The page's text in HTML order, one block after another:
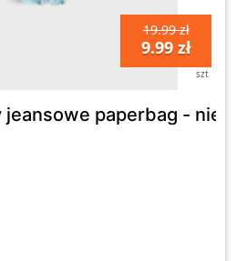
19.99 zł
9.99 zł
szt
jeansowe paperbag -